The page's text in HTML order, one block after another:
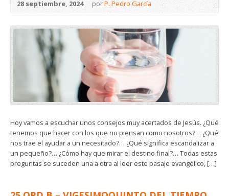
28 septiembre, 2024 porP. Pedro García
Hoy vamos a escuchar unos consejos muy acertados de Jesús. ¿Qué
tenemos que hacer con los que no piensan como nosotros?… ¿Qué
nos trae el ayudar a un necesitado?… ¿Qué significa escandalizar a
un pequeño?… ¿Cómo hay que mirar el destino final?… Todas estas
preguntas se suceden una a otra al leer este pasaje evangélico, […]